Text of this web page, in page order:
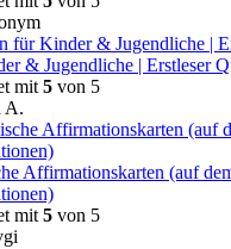
& Jugendliche | Erstleser
mit 5 von 5
A.
Affirmationskarten (auf
mit 5 von 5